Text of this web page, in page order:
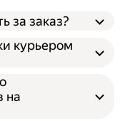
за заказ?
курьером
на